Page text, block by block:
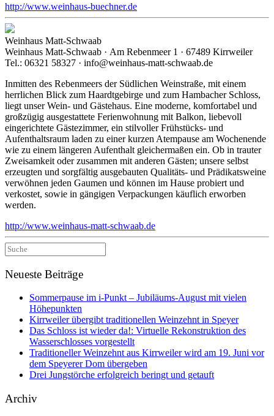
http://www.weinhaus-buechner.de
Weinhaus Matt-Schwaab
Weinhaus Matt-Schwaab · Am Rebenmeer 1 · 67489 Kirrweiler
Tel.: 06321 58327 · info@weinhaus-matt-schwaab.de
Inmitten des Rebenmeers der Südlichen Weinstraße, mit einem
herrlichen Blick zum Haardtgebirge und zum Hambacher Schloss,
liegt unser Wein- und Gästehaus. Eine moderne, komfortabel und
großzügig ausgestattete Ferienwohnung mit Balkon, liebevoll
eingerichtete Gästezimmer, ein stilvoller Frühstücks- und
Aufenthaltsraum laden zu einer kurzen Atempause am Wochenende
wie zu einem längeren Aufenthalt gleichermaßen ein. Ob in trauter
Zweisamkeit oder zusammen mit anderen Gästen; unsere selbst
erzeugten und sorgfältig ausgebauten Qualitäts- und Prädikatsweine
verwöhnen jeden Gaumen und können im Hause probiert und
verkostet, sowie in gängigen Verpackungen käuflich erworben
werden.
http://www.weinhaus-matt-schwaab.de
Suche
nach:
Neueste Beiträge
Sommerpause im i-Punkt – Jubiläums-August mit vielen
Höhepunkten
Kirrweiler übergibt traditionellen Weinzehnt in Speyer
Das Schloss ist wieder da!: Virtuelle Rekonstruktion des
Wasserschlosses vorgestellt
Traditioneller Weinzehnt aus Kirrweiler wird am 19. Juni vor
dem Speyerer Dom übergeben
Drei Jungstörche erfolgreich beringt und getauft
Archiv